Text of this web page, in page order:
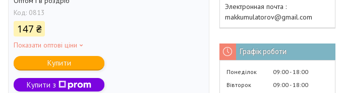
Код: 0813
147 ₴
Показати оптові ціни
Купити
Купити з
Электронная почта
makkumulatorov@gmail.com
Графік роботи
Понеділок 09:00 18:00
Вівторок
09:00 18:00